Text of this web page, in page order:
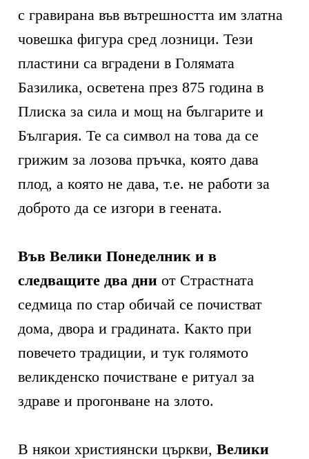
с гравирана във вътрешността им златна
човешка фигура сред лозници. Тези
пластини са вградени в Голямата
Базилика, осветена през 875 година в
Плиска за сила и мощ на българите и
България. Те са символ на това да се
грижим за лозова пръчка, която дава
плод, а която не дава, т.е. не работи за
доброто да се изгори в геената.
Във Велики Понеделник и в
следващите два дни от Страстната
седмица по стар обичай се почистват
дома, двора и градината. Както при
повечето традиции, и тук голямото
великденско почистване е ритуал за
здраве и прогонване на злото.
В някои християнски църкви,Велики